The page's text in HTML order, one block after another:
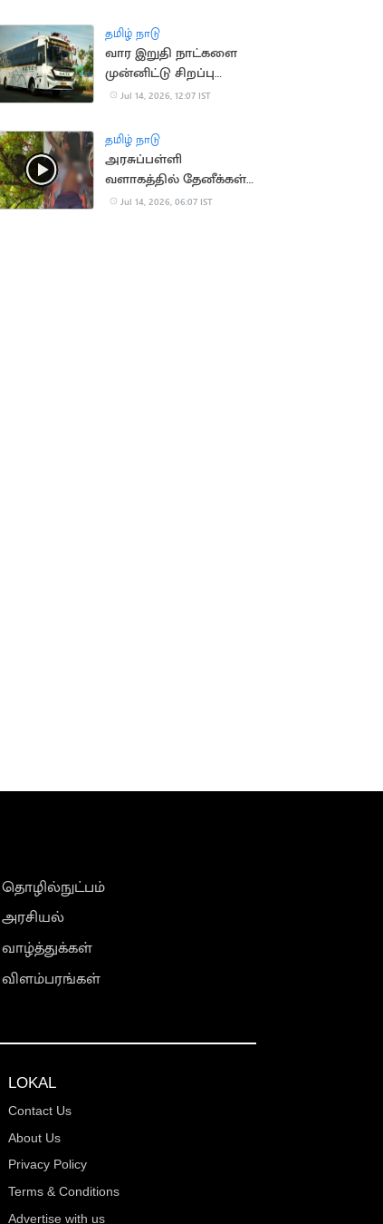
தமிழ் நாடு
வார இறுதி நாட்களை
முன்னிட்டு சிறப்பு
பேருந்துகள் இயக்கம்
Jul 14, 2026, 12:07 IST
தமிழ் நாடு
அரசுப்பள்ளி
வளாகத்தில் தேனீக்கள்
கொட்டி 50
Jul 14, 2026, 06:07 IST
தொழில்நுட்பம்
அரசியல்
வாழ்த்துக்கள்
விளம்பரங்கள்
LOKAL
Contact Us
About Us
Privacy Policy
Terms & Conditions
Advertise with us